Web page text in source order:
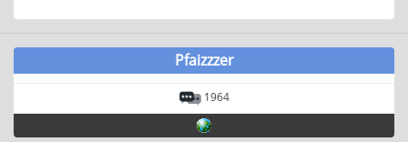
Pfaizzzer
1964